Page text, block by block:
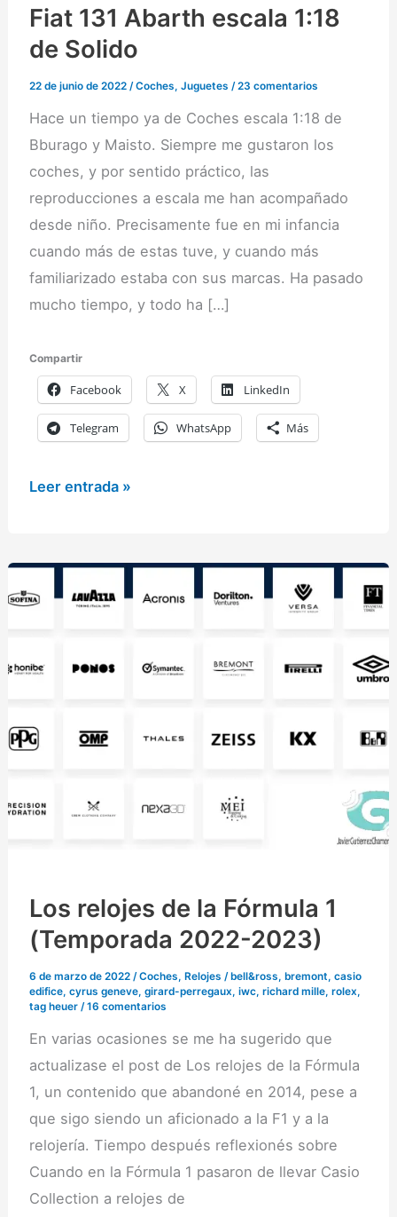
Fiat 131 Abarth escala 1:18
de Solido
22 de junio de 2022/Coches,Juguetes /23 comentarios
Hace un tiempo ya de Coches escala 1:18 de
Bburago y Maisto. Siempre me gustaron los
coches, y por sentido práctico, las
reproducciones a escala me han acompañado
desde niño. Precisamente fue en mi infancia
cuando más de estas tuve, y cuando más
familiarizado estaba con sus marcas. Ha pasado
mucho tiempo, y todo ha […]
Compartir
Facebook X LinkedIn
Telegram WhatsApp Más
Fiat
escala
1:18
Leer entrada »
Los relojes de la Fórmula 1
(Temporada 2022-2023)
6 de marzo de 2022/Coches, Relojes / bell&ross, bremont,casio
edifice,cyrus geneve,girard-perregaux,iwc,richard mille,rolex,
tag heuer /16 comentarios
En varias ocasiones se me ha sugerido que
actualizase el post de Los relojes de la Fórmula
1, un contenido que abandoné en 2014, pese a
que sigo siendo un aficionado a la F1 y a la
relojería. Tiempo después reflexionés sobre
Cuando en la Fórmula 1 pasaron de llevar Casio
Collection a relojes de